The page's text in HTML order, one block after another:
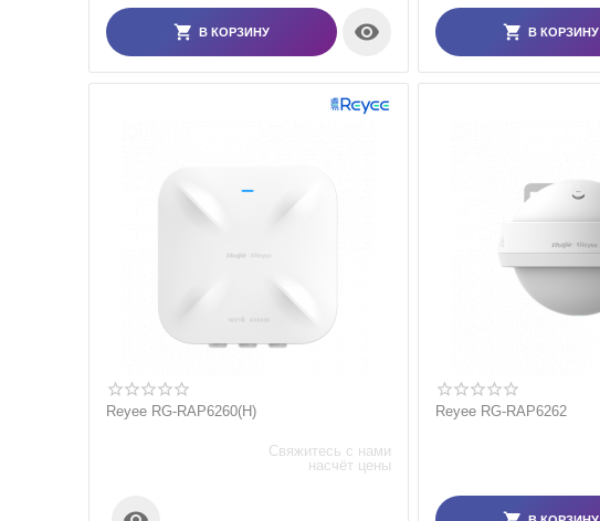
В КОРЗИНУ  В КОРЗИНУ
Reyee RG-RAP6260(H)
Свяжитесь с нами
насчёт цены
Reyee RG-RAP6262